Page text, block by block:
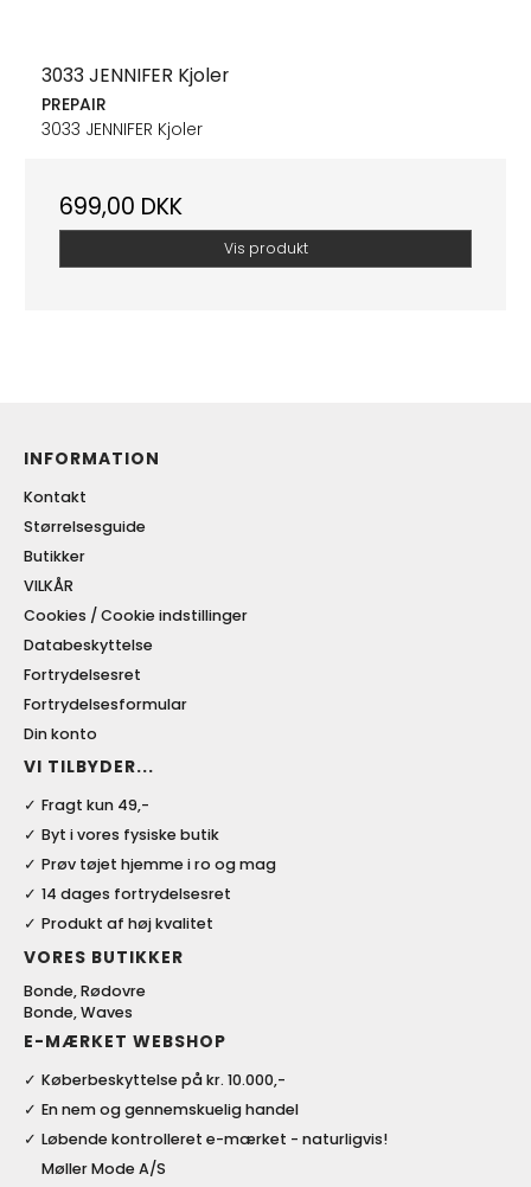
3033 JENNIFER Kjoler
PREPAIR
3033 JENNIFER Kjoler
699,00 DKK
Vis produkt
INFORMATION
Kontakt
Størrelsesguide
Butikker
VILKÅR
Cookies / Cookie indstillinger
Databeskyttelse
Fortrydelsesret
Fortrydelsesformular
Din konto
VI TILBYDER...
Fragt kun 49,-
Byt i vores fysiske butik
Prøv tøjet hjemme i ro og mag
14 dages fortrydelsesret
Produkt af høj kvalitet
VORES BUTIKKER
Bonde, Rødovre
Bonde, Waves
E-MÆRKET WEBSHOP
Køberbeskyttelse på kr. 10.000,-
En nem og gennemskuelig handel
Løbende kontrolleret e-mærket - naturligvis!
Møller Mode A/S